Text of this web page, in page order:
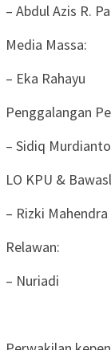
– Abdul Azis R.
Media Massa:
– Eka Rahayu
Penggalangan
– Sidiq Murdianto
LO KPU &
– Rizki
Relawan:
– Nuriadi